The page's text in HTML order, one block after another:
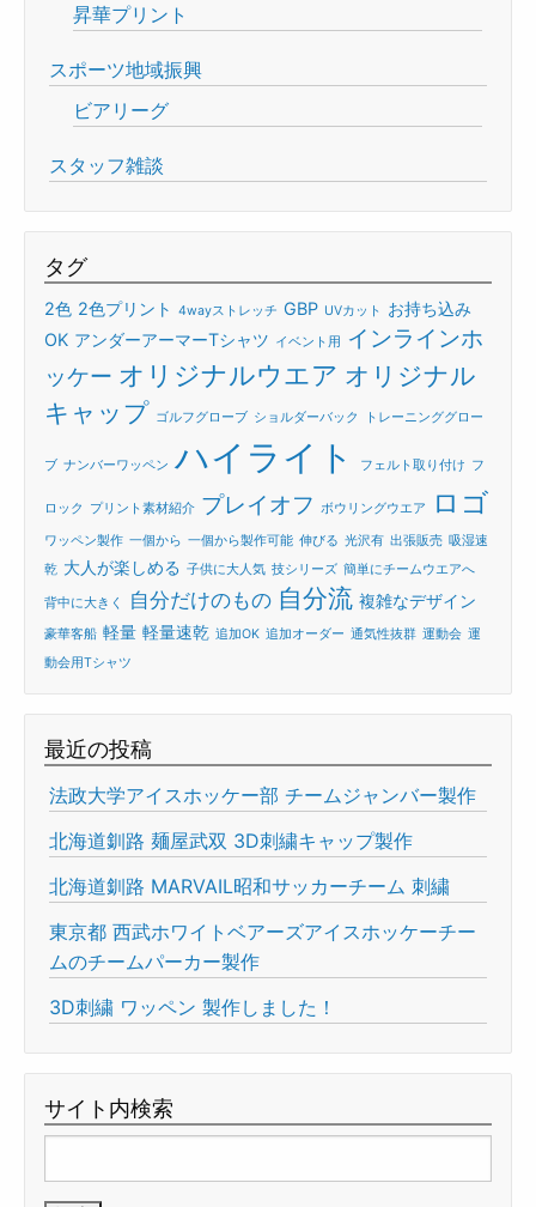
昇華プリント
スポーツ地域振興
ビアリーグ
スタッフ雑談
タグ
2色 2色プリント 4wayストレッチ GBP UVカット
お持ち込み
OK アンダーアーマーTシャツ イベント用
インラインホ
ッケー オリジナルウエア オリジナル
キャップ ゴルフグローブ ショルダーバック トレーニンググロー
ブ ナンバーワッペン ハイライト フェルト取り付け フ
ロック プリント素材紹介 プレイオフ ボウリングウエア ロゴ
ワッペン製作 一個から 一個から製作可能 伸びる 光沢有 出張販売 吸湿速
乾 大人が楽しめる 子供に大人気 技シリーズ 簡単にチームウエアへ
背中に大きく 自分だけのもの 自分流 複雑なデザイン
豪華客船 軽量 軽量速乾 追加OK 追加オーダー 通気性抜群 運動会 運
動会用Tシャツ
最近の投稿
法政大学アイスホッケー部 チームジャンバー製作
北海道釧路 麺屋武双 3D刺繍キャップ製作
北海道釧路 MARVAIL昭和サッカーチーム 刺繍
東京都 西武ホワイトベアーズアイスホッケーチー
ムのチームパーカー製作
3D刺繍 ワッペン 製作しました！
サイト内検索
索: